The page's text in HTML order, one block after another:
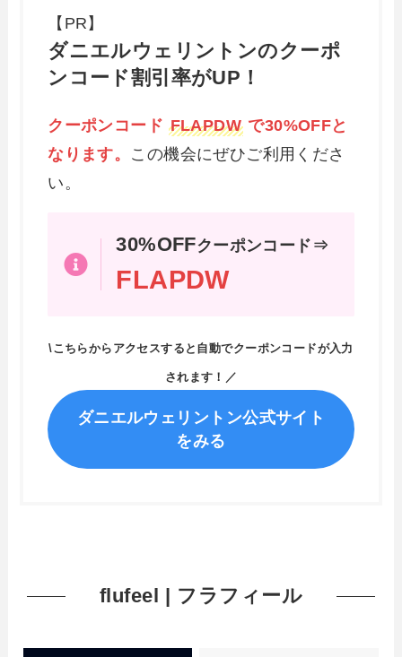
【PR】
ダニエルウェリントンのクーポ
ンコード割引率がUP！
クーポンコード FLAPDWで30%OFFと
なります。 この機会にぜひご利用くださ
い。
30%OFFクーポンコード⇒
FLAPDW
\こちらからアクセスすると自動でクーポンコードが入力
されます！／
ダニエルウェリントン公式サイト
をみる
flufeel | フラフィール